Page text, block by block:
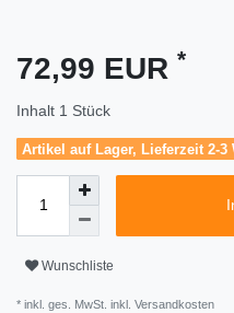
72,99 EUR *
Inhalt 1 Stück
Artikel auf Lager, Lieferzeit 2-3
Wunschliste
* inkl. ges. MwSt. inkl. Versandkosten